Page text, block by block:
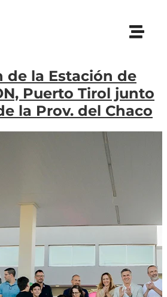
de la Estación de
Puerto Tirol junto
la Prov. del Chaco